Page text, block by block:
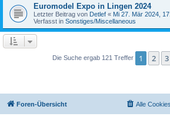
Euromodel Expo in Lingen 2024
Letzter Beitrag von Detlef « Mi 27. Mär 2024,
Verfasst in Sonstiges/Miscellaneous
Die Suche ergab 121 Treffer 1 2 3
Foren-Übersicht Alle